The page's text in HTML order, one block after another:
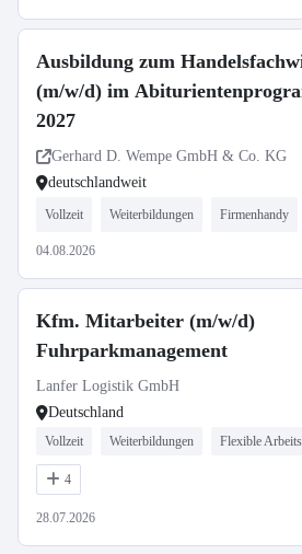
Ausbildung zum
(m/w/d) im
2027
Gerhard D. Wempe GmbH & Co. KG
deutschlandweit
Vollzeit Weiterbildungen Firmenhandy
04.08.2026
Kfm. Mitarbeiter (m/w/d)
Fuhrparkmanagement
Lanfer Logistik GmbH
Deutschland
Vollzeit Weiterbildungen Flexible
4
28.07.2026